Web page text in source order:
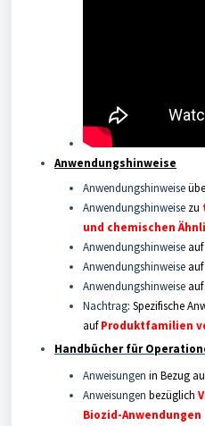
Anwendungshinweise
Anwendungshinweise
Anwendungshinweise zu
und chemischen
Anwendungshinweise auf
Anwendungshinweise auf
Anwendungshinweise auf
Nachtrag: Spezifische
aufProduktfamilien
Handbücher für
Anweisungen in Bezug
Anweisungen bezüglich
Biozid-Anwendungen